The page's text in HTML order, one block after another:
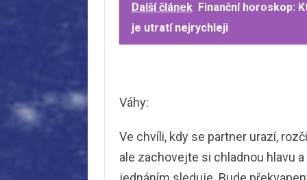
Další článek Finanční horoskop:
je utratí nejrychleji
Váhy:
Ve chvíli, kdy se partner urazí,
ale zachovejte si chladnou hlavu